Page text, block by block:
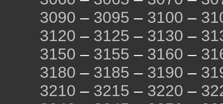
3090 – 3095 – 3100 –
3120 – 3125 – 3130 –
3150 – 3155 – 3160 –
3180 – 3185 – 3190 –
3210 – 3215 – 3220 –